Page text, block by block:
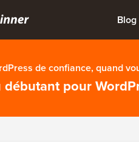
Blog
de confiance, quand
pour